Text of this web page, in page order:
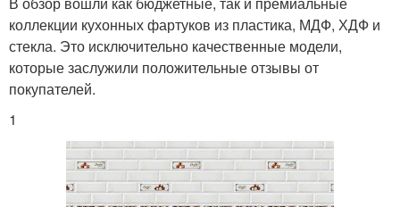
коллекции кухонных фартуков из пластика, МДФ, ХДФ и
стекла. Это исключительно качественные модели,
которые заслужили положительные отзывы от
покупателей.
1